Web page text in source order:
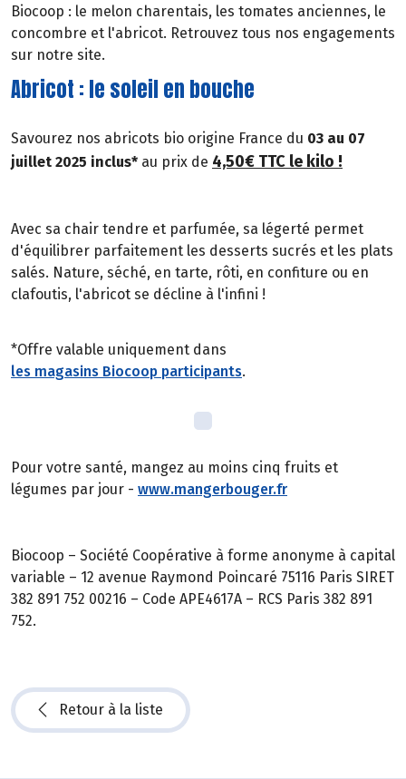
Biocoop : le melon charentais, les tomates anciennes, le
concombre et l'abricot. Retrouvez tous nos engagements
sur notre site.
Abricot : le soleil en bouche
Savourez nos abricots bio origine France du 03 au 07
juillet 2025 inclus* au prix de 4,50€ TTC le kilo !
Avec sa chair tendre et parfumée, sa légerté permet
d'équilibrer parfaitement les desserts sucrés et les plats
salés. Nature, séché, en tarte, rôti, en confiture ou en
clafoutis, l'abricot se décline à l'infini !
*Offre valable uniquement dans
les magasins Biocoop participants.
Pour votre santé, mangez au moins cinq fruits et
légumes par jour - www.mangerbouger.fr
Biocoop – Société Coopérative à forme anonyme à capital
variable – 12 avenue Raymond Poincaré 75116 Paris SIRET
382 891 752 00216 – Code APE4617A – RCS Paris 382 891
752.
Retour à la liste